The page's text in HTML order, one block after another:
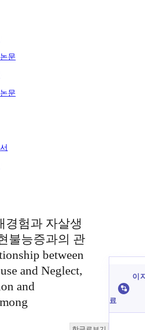
문
문
경험과 자살생
불능증과의 관
between
and Neglect,
and
이
료